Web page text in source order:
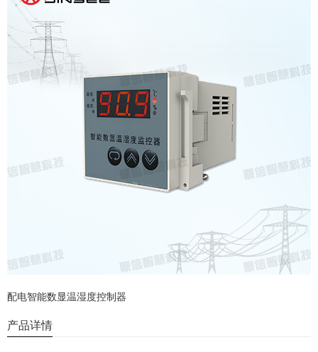
配电智能数显温湿度控制器
产品详情